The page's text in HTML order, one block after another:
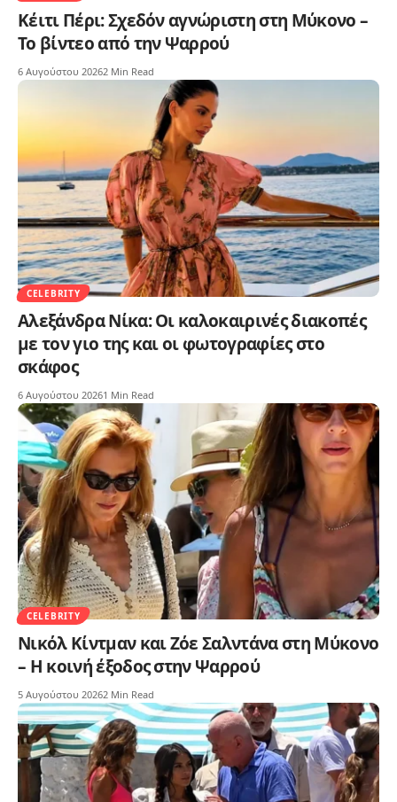
Κέιτι Πέρι: Σχεδόν αγνώριστη στη Μύκονο –
Το βίντεο από την Ψαρρού
6 Αυγούστου 20262 Min Read
CELEBRITY
Αλεξάνδρα Νίκα: Οι καλοκαιρινές διακοπές
με τον γιο της και οι φωτογραφίες στο
σκάφος
6 Αυγούστου 20261 Min Read
CELEBRITY
Νικόλ Κίντμαν και Ζόε Σαλντάνα στη Μύκονο
– Η κοινή έξοδος στην Ψαρρού
5 Αυγούστου 20262 Min Read